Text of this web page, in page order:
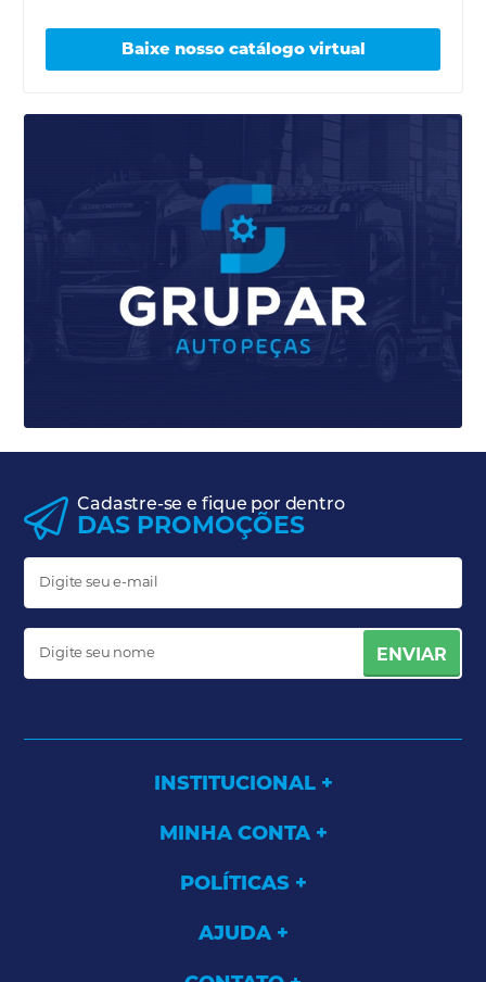
Baixe nosso catálogo virtual
Cadastre-se e fique por dentro
DAS PROMOÇÕES
ENVIAR
INSTITUCIONAL
MINHA CONTA
POLÍTICAS
AJUDA